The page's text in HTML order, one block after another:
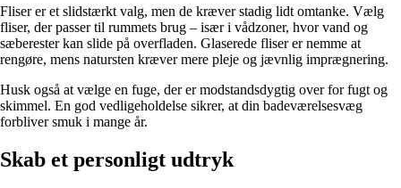
Fliser er et slidstærkt valg, men de kræver stadig lidt omtanke. Vælg
fliser, der passer til rummets brug – især i vådzoner, hvor vand og
sæberester kan slide på overfladen. Glaserede fliser er nemme at
rengøre, mens natursten kræver mere pleje og jævnlig imprægnering.
Husk også at vælge en fuge, der er modstandsdygtig over for fugt og
skimmel. En god vedligeholdelse sikrer, at din badeværelsesvæg
forbliver smuk i mange år.
Skab et personligt udtryk